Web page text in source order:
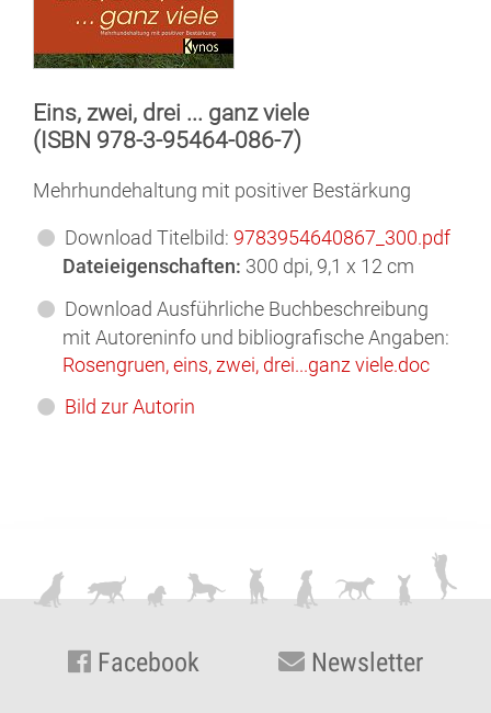
Eins, zwei, drei ... ganz viele
(ISBN 978-3-95464-086-7)
Mehrhundehaltung mit positiver Bestärkung
Download Titelbild: 9783954640867_300.pdf
Dateieigenschaften: 300 dpi, 9,1 x 12 cm
Download Ausführliche Buchbeschreibung
mit Autoreninfo und bibliografische Angaben:
Rosengruen, eins, zwei, drei...ganz viele.doc
Bild zur Autorin
Facebook Newsletter